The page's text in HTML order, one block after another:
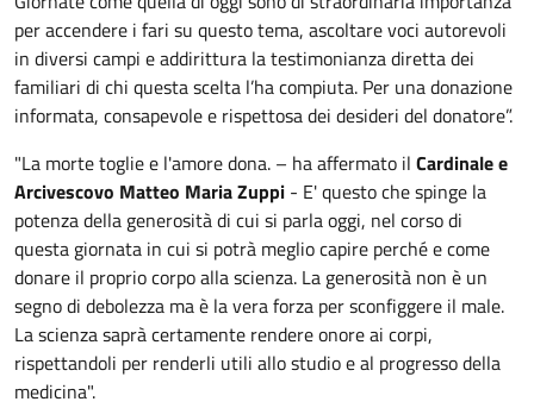
per accendere i fari su questo tema, ascoltare voci autorevoli
in diversi campi e addirittura la testimonianza diretta dei
familiari di chi questa scelta l’ha compiuta. Per una donazione
informata, consapevole e rispettosa dei desideri del donatore”.
"La morte toglie e l'amore dona. – ha affermato il Cardinale e
Arcivescovo Matteo Maria Zuppi - E' questo che spinge la
potenza della generosità di cui si parla oggi, nel corso di
questa giornata in cui si potrà meglio capire perché e come
donare il proprio corpo alla scienza. La generosità non è un
segno di debolezza ma è la vera forza per sconfiggere il male.
La scienza saprà certamente rendere onore ai corpi,
rispettandoli per renderli utili allo studio e al progresso della
medicina".